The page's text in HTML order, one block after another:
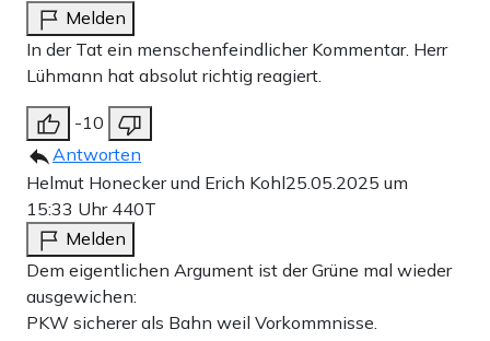
Melden
In der Tat ein menschenfeindlicher Kommentar. Herr
Lühmann hat absolut richtig reagiert.
-10
Antworten
Helmut Honecker und Erich Kohl25.05.2025 um
15:33 Uhr 440T
Melden
Dem eigentlichen Argument ist der Grüne mal wieder
ausgewichen:
PKW sicherer als Bahn weil Vorkommnisse.